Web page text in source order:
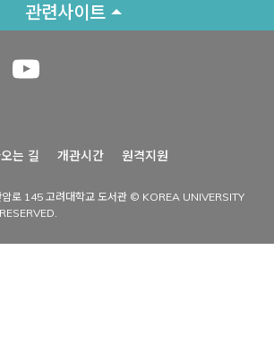
관련사이트
는 길 개관시간 원격지원
로 145 고려대학교 도서관 © KOREA UNIVERSITY
window
a new window
Opens a new window